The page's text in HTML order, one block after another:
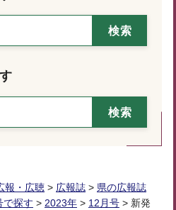
報・広聴 > 広報誌 > 県の広報誌
で探す > 2023年 > 12月号 > 新発